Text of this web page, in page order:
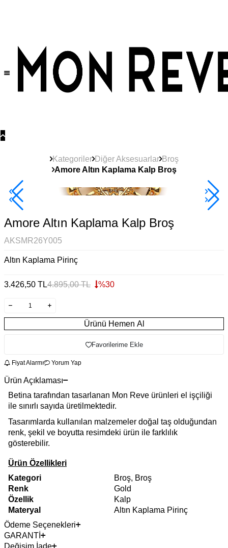
Kategoriler Diğer Aksesuarlar Broş
Amore Altın Kaplama Kalp Broş
Yeni Ürün
Amore Altın Kaplama Kalp Broş
AKSMR26Y005
Altın Kaplama Pirinç
3.426,50 TL4.895,00TL %30
Ürünü Hemen Al
Favorilerime Ekle
Fiyat Alarmı Yorum Yap
Ürün Açıklaması
Betina tarafından tasarlanan Mon Reve ürünleri el işçiliği
ile sınırlı sayıda üretilmektedir.
Tasarımlarda kullanılan malzemeler doğal taş olduğundan
renk, şekil ve boyutta resimdeki ürün ile farklılık
gösterebilir.
Ürün Özellikleri
Kategori
Broş, Broş
Renk
Gold
Özellik
Kalp
Materyal
Altın Kaplama Pirinç
Ödeme Seçenekleri
GARANTİ
Değişim İade